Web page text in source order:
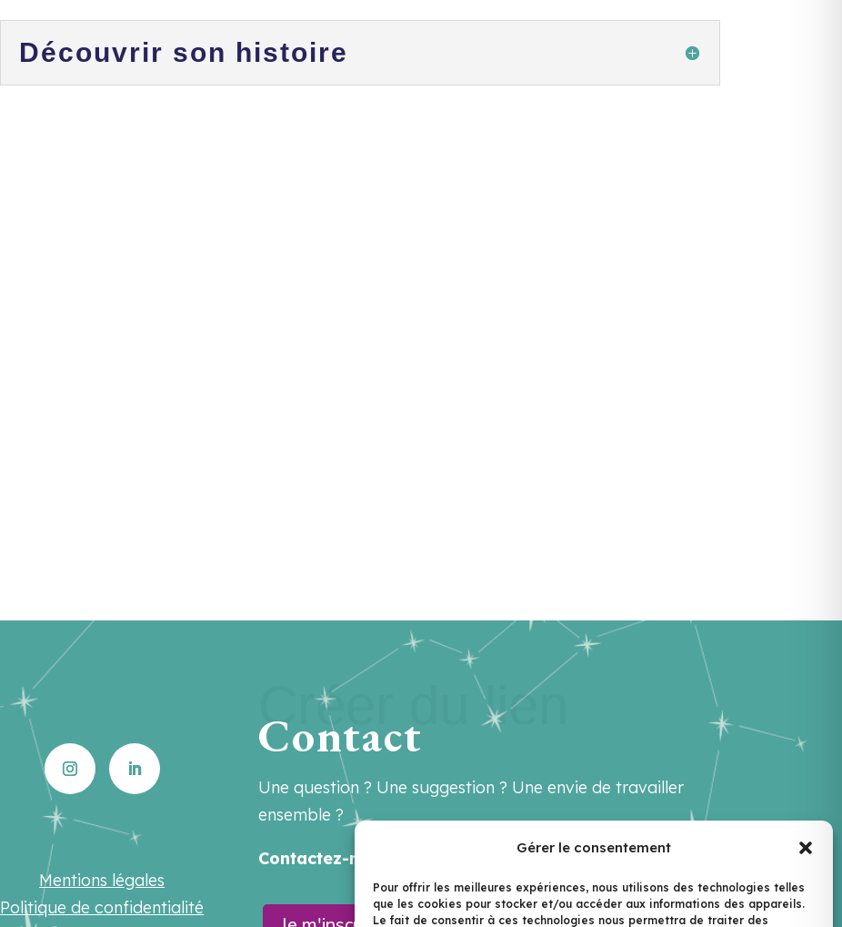
Gérer le consentement
Pour offrir les meilleures expériences, nous utilisons des technologies telles
que les cookies pour stocker et/ou accéder aux informations des appareils.
Le fait de consentir à ces technologies nous permettra de traiter des
Découvrir son histoire
Mentions légales
Politique de confidentialité
Créer du lien
Contact
Une question ? Une suggestion ? Une envie de travailler
ensemble ?
Contactez-nous sur hello@lenextlevel.org